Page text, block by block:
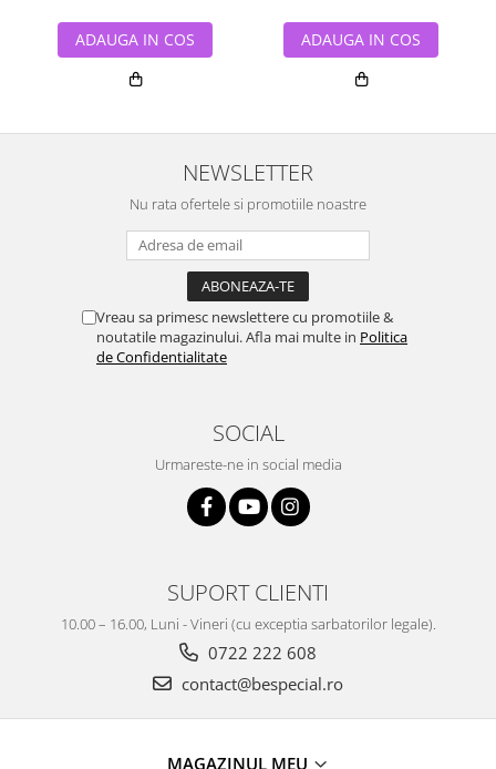
ADAUGA IN COS ADAUGA IN COS
NEWSLETTER
Nu rata ofertele si promotiile noastre
Vreau sa primesc newslettere cu promotiile &
noutatile magazinului. Afla mai multe in Politica
de Confidentialitate
SOCIAL
Urmareste-ne in social media
SUPORT CLIENTI
10.00 – 16.00, Luni - Vineri (cu exceptia sarbatorilor legale).
0722 222 608
contact@bespecial.ro
MAGAZINUL MEU